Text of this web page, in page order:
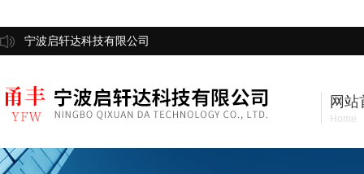
宁波启轩达科技有限公司
网站
Home